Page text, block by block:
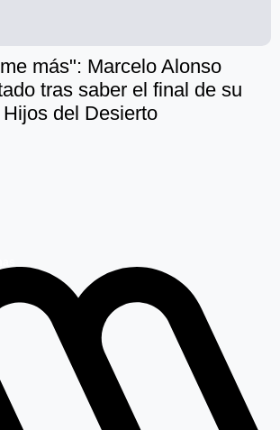
más": Marcelo Alonso
tras saber el final de su
del Desierto